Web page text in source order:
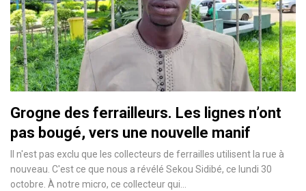
Grogne des ferrailleurs. Les lignes n’ont
pas bougé, vers une nouvelle manif
Il n'est pas exclu que les collecteurs de ferrailles utilisent la rue à
nouveau. C'est ce que nous a révélé Sekou Sidibé, ce lundi 30
octobre. À notre micro, ce collecteur qui…